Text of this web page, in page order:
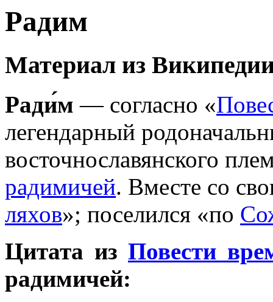
Радим
Материал из
Ради́м — согласно «
легендарный
восточнославянского
радимичей. Вместе со
ляхов»; поселился «по
Цитата из Повести
радимичей: